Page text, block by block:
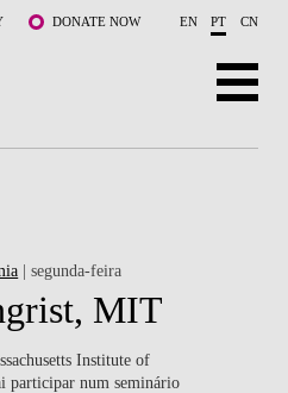
DONATE NOW EN PT CN
| segunda-feira
MIT
Institute of
participar num seminário